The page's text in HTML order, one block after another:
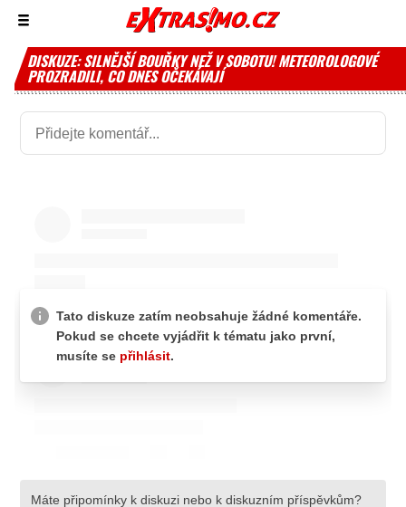
Zobrazit/skrýt
DISKUZE: SILNĚJŠÍ BOUŘKY NEŽ V SOBOTU! METEOROLOGOVÉ
PROZRADILI, CO DNES OČEKÁVAJÍ